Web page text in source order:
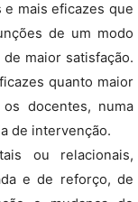
mais eficazes que
de um modo
maior satisfação.
quanto maior
docentes, numa
de intervenção.
ou relacionais,
e de reforço, de